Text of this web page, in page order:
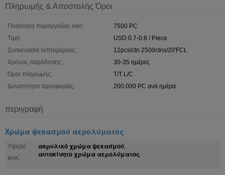
Πληρωμής & Αποστολής Όροι
Ποσότητα παραγγελίας min:
7500 PC
Τιμή:
USD 0.7-0.8 / Piece
Συσκευασία λεπτομέρειες:
12pcs/ctn 2500ctns/20'FCL
Χρόνος παράδοσης:
30-35 ημέρες
Όροι πληρωμής:
T/T L/C
Δυνατότητα προσφοράς:
200.000 PC ανά ημέρα
περιγραφή
Χρώμα ψεκασμού αερολύματος
Υψηλό
φως:
ακρυλικό χρώμα ψεκασμού,
αυτοκίνητο χρώμα αερολύματος